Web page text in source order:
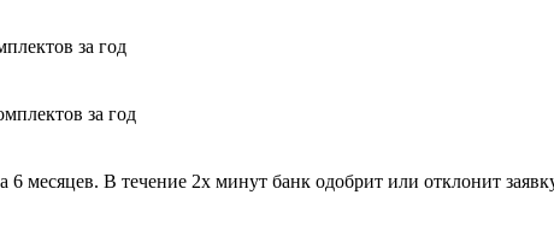
за год
за год
месяцев. В течение 2х минут банк одобрит или отклонит